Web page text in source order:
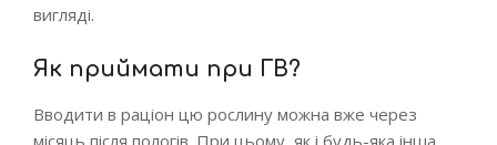
вигляді.
Як приймати при ГВ?
Вводити в раціон цю рослину можна вже через
місяць після пологів. При цьому, як і будь-яка інша